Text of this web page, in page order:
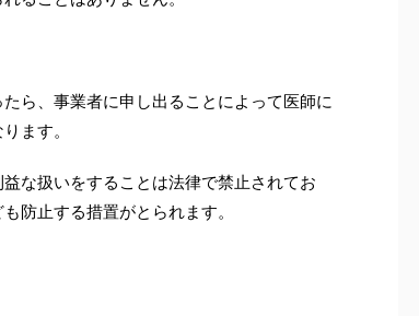
ら、事業者に申し出ることによって医師に
ます。
な扱いをすることは法律で禁止されてお
防止する措置がとられます。